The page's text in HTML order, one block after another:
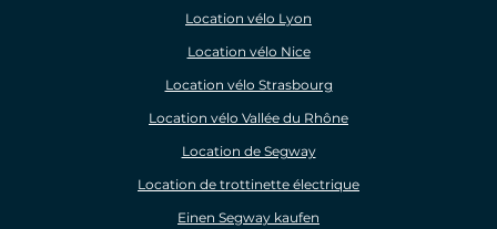
Location vélo Lyon
Location vélo Nice
Location vélo Strasbourg
Location vélo Vallée du Rhône
Location de Segway
Location de trottinette électrique
Einen Segway kaufen